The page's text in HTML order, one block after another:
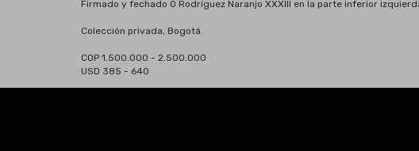
Firmado y fechado O Rodríguez Naranjo XXXIII en la parte inferior
Colección privada, Bogotá.
COP 1.500.000 - 2.500.000
USD 385 - 640